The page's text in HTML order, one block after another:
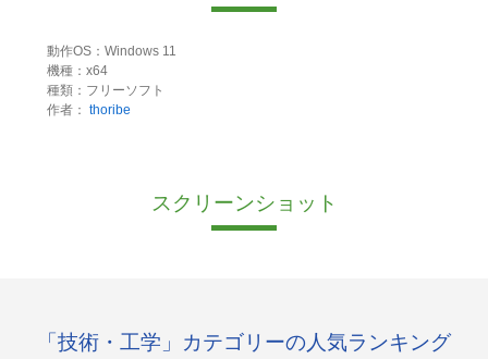
動作OS：Windows 11
機種：x64
種類：フリーソフト
作者： thoribe
スクリーンショット
「技術・工学」カテゴリーの人気ランキング